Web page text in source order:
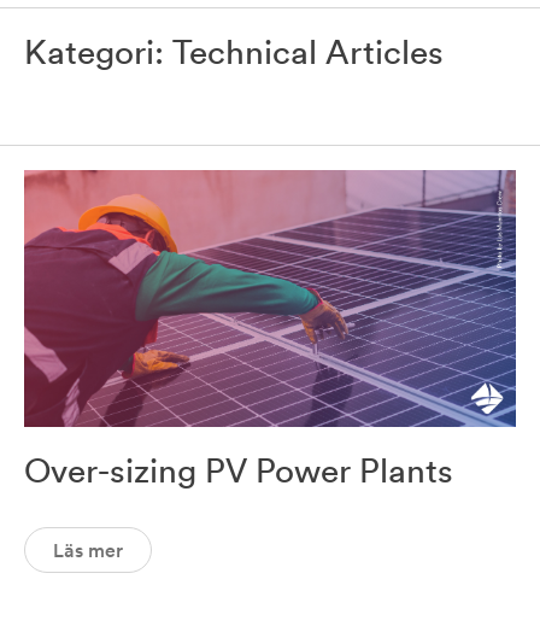
Kategori: Technical Articles
Over-sizing PV Power Plants
Läs mer